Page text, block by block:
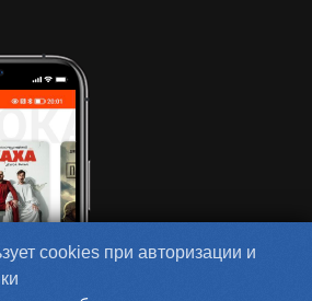
cookies при авторизации и